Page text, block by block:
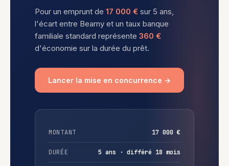
Pour un emprunt de 17 000 € sur 5 ans,
l'écart entre Bearny et un taux banque
familiale standard représente 360 €
d'économie sur la durée du prêt.
Lancer la mise en concurrence →
MONTANT 17 000 €
DURÉE 5 ans · différé 18 mois